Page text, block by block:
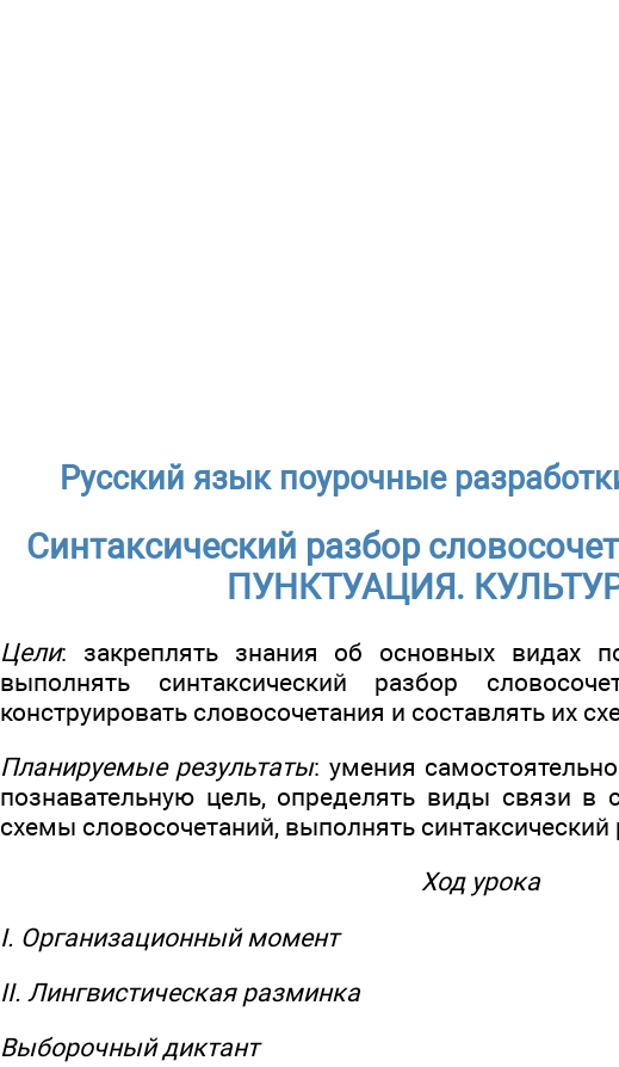
Русский язык поурочные
Синтаксический разбор
ПУНКТУАЦИЯ.
Цели: закреплять знания об основных видах
выполнять синтаксический разбор
конструировать словосочетания и составлять их
Планируемые результаты: умения
познавательную цель, определять виды связи в
схемы словосочетаний, выполнять синтаксический
Ход урока
I. Организационный момент
II. Лингвистическая разминка
Выборочный диктант